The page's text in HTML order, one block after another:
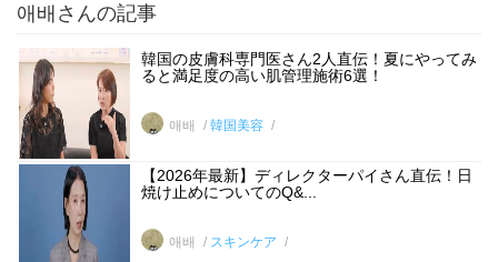
애배さんの記事
韓国の皮膚科専門医さん2人直伝！夏にやってみ
ると満足度の高い肌管理施術6選！
애배 韓国美容
【2026年最新】ディレクターパイさん直伝！日
焼け止めについてのQ&...
애배 スキンケア